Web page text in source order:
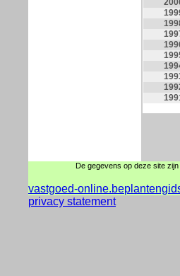
De gegevens op deze site
vastgoed-online.be
privacy statement